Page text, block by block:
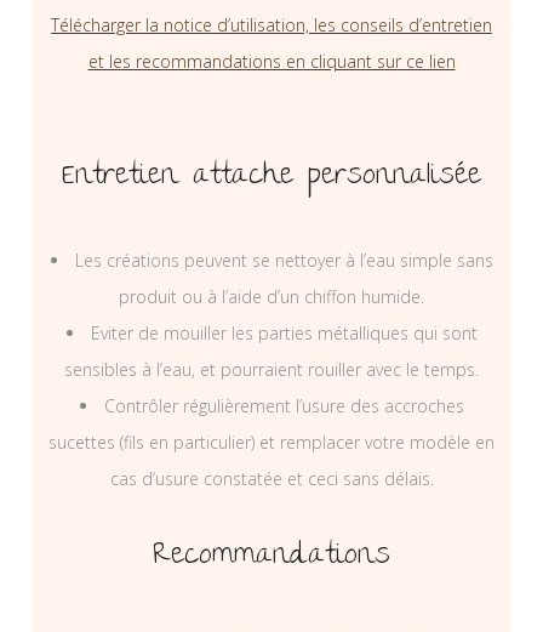
Télécharger la notice d’utilisation, les conseils d’entretien
et les recommandations en cliquant sur ce lien
Entretien attache personnalisée
Les créations peuvent se nettoyer à l’eau simple sans
produit ou à l’aide d’un chiffon humide.
Eviter de mouiller les parties métalliques qui sont
sensibles à l’eau, et pourraient rouiller avec le temps.
Contrôler régulièrement l’usure des accroches
sucettes (fils en particulier) et remplacer votre modèle en
cas d’usure constatée et ceci sans délais.
Recommandations